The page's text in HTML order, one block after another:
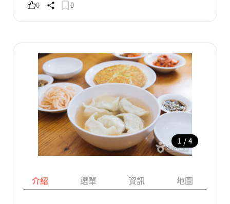
0 0
1 / 4
介紹 選單 資訊 地圖